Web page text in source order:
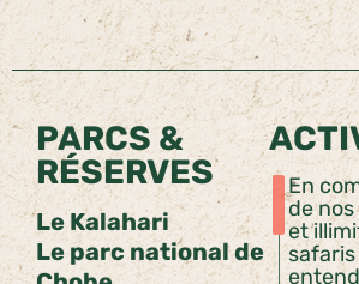
PARCS &
RÉSERVES
Le Kalahari
Le parc national de
En
de
et